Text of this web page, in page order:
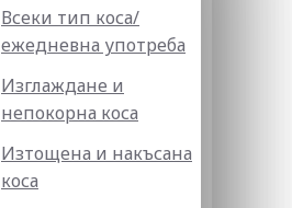
Всеки тип коса/
ежедневна употреба
Изглаждане и
непокорна коса
Изтощена и накъсана
коса